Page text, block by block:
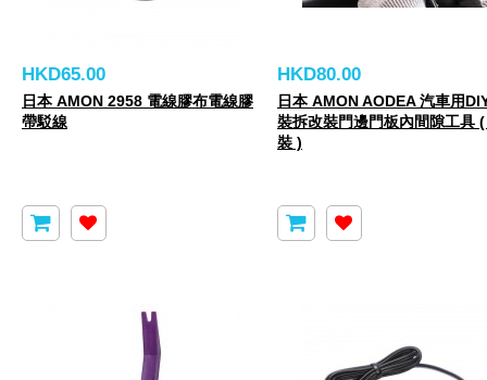
HKD65.00
日本 AMON 2958 電線膠布電線膠
帶駁線
HKD80.00
日本 AMON AODEA 汽車用
裝拆改裝門邊門板內間隙工具
裝 )